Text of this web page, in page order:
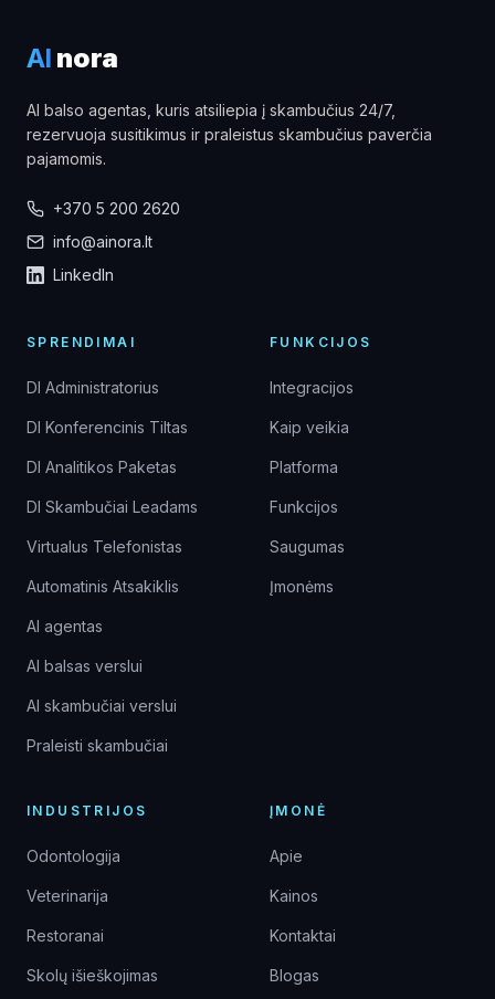
AI nora
AI balso agentas, kuris atsiliepia į skambučius 24/7,
rezervuoja susitikimus ir praleistus skambučius paverčia
pajamomis.
+370 5 200 2620
info@ainora.lt
LinkedIn
SPRENDIMAI
DI Administratorius
DI Konferencinis Tiltas
DI Analitikos Paketas
DI Skambučiai Leadams
Virtualus Telefonistas
Automatinis Atsakiklis
AI agentas
AI balsas verslui
AI skambučiai verslui
Praleisti skambučiai
FUNKCIJOS
Integracijos
Kaip veikia
Platforma
Funkcijos
Saugumas
Įmonėms
INDUSTRIJOS
Odontologija
Veterinarija
Restoranai
Skolų išieškojimas
ĮMONĖ
Apie
Kainos
Kontaktai
Blogas